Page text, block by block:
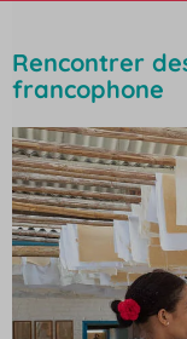
Rencontrer
francophone